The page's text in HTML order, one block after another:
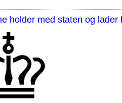
holder med staten og lader